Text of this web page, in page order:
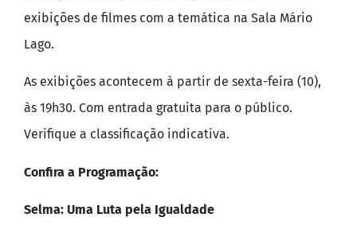
exibições de filmes com a temática na Sala Mário
Lago.
As exibições acontecem à partir de sexta-feira (10),
às 19h30. Com entrada gratuita para o público.
Verifique a classificação indicativa.
Confira a Programação:
Selma: Uma Luta pela Igualdade